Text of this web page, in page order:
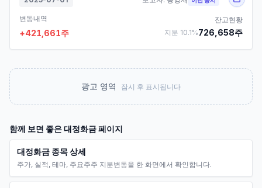
변동내역
+421,661주
잔고현황
지분 10.1%726,658주
광고 영역 잠시 후 표시됩니다
함께 보면 좋은대정화금페이지
대정화금 종목 상세
주가, 실적, 테마, 주요주주 지분변동을 한 화면에서 확인합니다.